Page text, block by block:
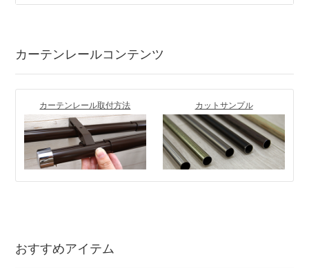
カーテンレールコンテンツ
カーテンレール取付方法 カットサンプル
おすすめアイテム